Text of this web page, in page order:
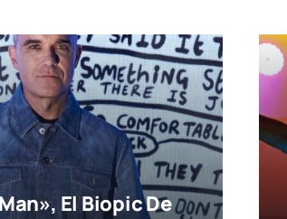
El Biopic De